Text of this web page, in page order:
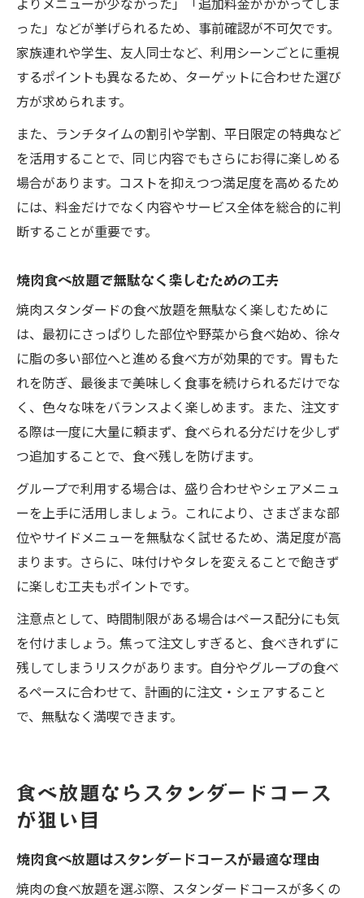
よりメニューが少なかった」「追加料金がかかってしま
った」などが挙げられるため、事前確認が不可欠です。
家族連れや学生、友人同士など、利用シーンごとに重視
するポイントも異なるため、ターゲットに合わせた選び
方が求められます。
また、ランチタイムの割引や学割、平日限定の特典など
を活用することで、同じ内容でもさらにお得に楽しめる
場合があります。コストを抑えつつ満足度を高めるため
には、料金だけでなく内容やサービス全体を総合的に判
断することが重要です。
焼肉食べ放題で無駄なく楽しむための工夫
焼肉スタンダードの食べ放題を無駄なく楽しむために
は、最初にさっぱりした部位や野菜から食べ始め、徐々
に脂の多い部位へと進める食べ方が効果的です。胃もた
れを防ぎ、最後まで美味しく食事を続けられるだけでな
く、色々な味をバランスよく楽しめます。また、注文す
る際は一度に大量に頼まず、食べられる分だけを少しず
つ追加することで、食べ残しを防げます。
グループで利用する場合は、盛り合わせやシェアメニュ
ーを上手に活用しましょう。これにより、さまざまな部
位やサイドメニューを無駄なく試せるため、満足度が高
まります。さらに、味付けやタレを変えることで飽きず
に楽しむ工夫もポイントです。
注意点として、時間制限がある場合はペース配分にも気
を付けましょう。焦って注文しすぎると、食べきれずに
残してしまうリスクがあります。自分やグループの食べ
るペースに合わせて、計画的に注文・シェアすること
で、無駄なく満喫できます。
食べ放題ならスタンダードコース
が狙い目
焼肉食べ放題はスタンダードコースが最適な理由
焼肉の食べ放題を選ぶ際、スタンダードコースが多くの